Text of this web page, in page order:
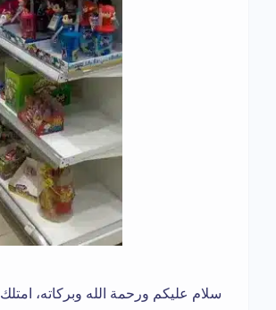
سلام عليكم ورحمة الله وبركاته، امتلك